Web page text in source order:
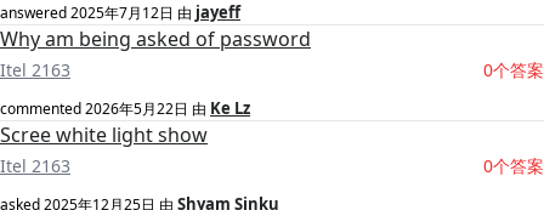
answered2025年7月12日 由 jayeff
Why am being asked of password
Itel 2163 0个答案
commented2026年5月22日 由 Ke Lz
Scree white light show
Itel 2163 0个答案
asked2025年12月25日 由 Shyam Sinku